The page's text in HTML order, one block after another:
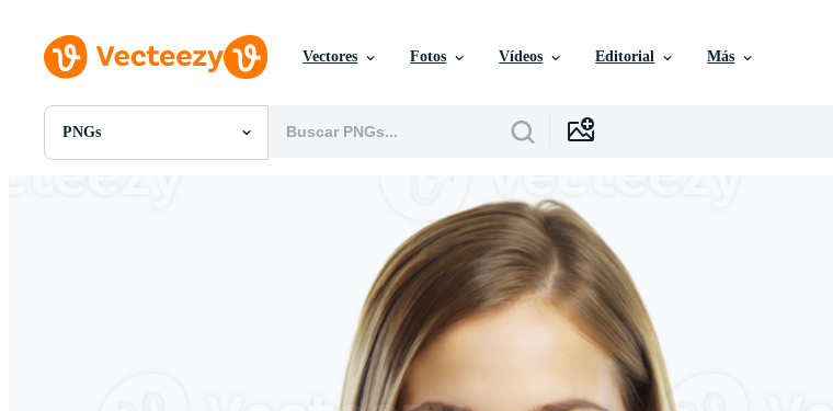
Vectores Fotos Vídeos Editorial Más
PNGs
Todas Imágenes